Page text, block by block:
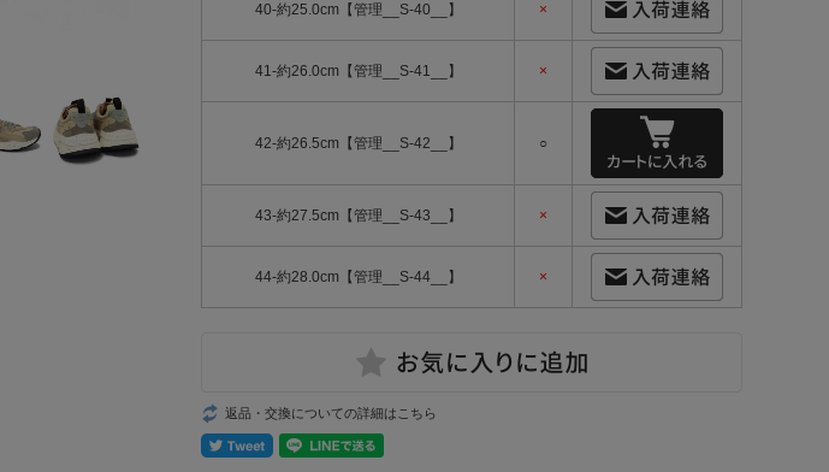
40-約25.0cm【管理__S-40__】 ×
41-約26.0cm【管理__S-41__】 ×
42-約26.5cm【管理__S-42__】 ○
43-約27.5cm【管理__S-43__】 ×
44-約28.0cm【管理__S-44__】 ×
返品・交換についての詳細はこちら